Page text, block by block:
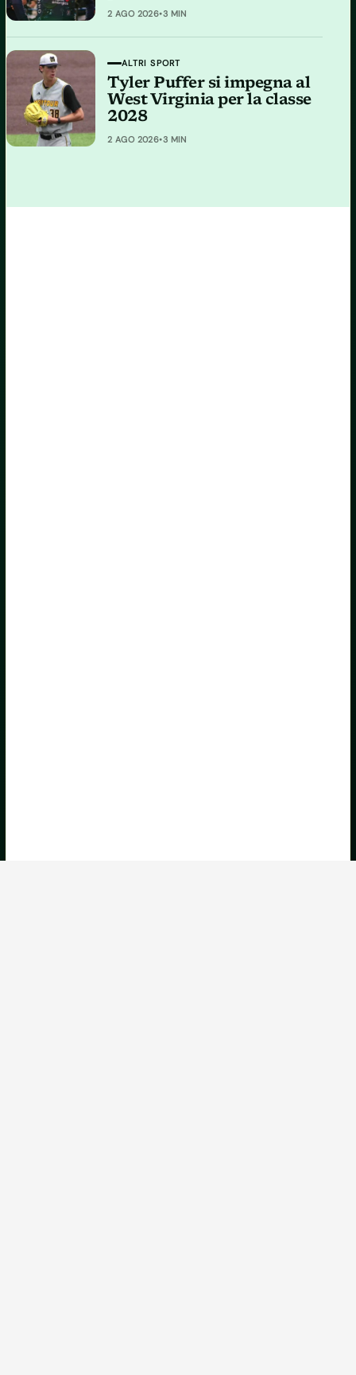
2 AGO 2026•3 MIN
ALTRI SPORT
Tyler Puffer si impegna al
West Virginia per la classe
2028
2 AGO 2026•3 MIN